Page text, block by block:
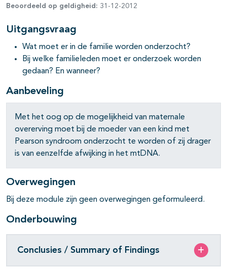
open- en dichtklappen
open- en dichtklappen
open- en dichtklappen
Beoordeeld op geldigheid: 31-12-2012
Uitgangsvraag
Wat moet er in de familie worden onderzocht?
Bij welke familieleden moet er onderzoek worden
gedaan? En wanneer?
Aanbeveling
Met het oog op de mogelijkheid van maternale
overerving moet bij de moeder van een kind met
Pearson syndroom onderzocht te worden of zij drager
is van eenzelfde afwijking in het mtDNA.
Overwegingen
Bij deze module zijn geen overwegingen geformuleerd.
Onderbouwing
Conclusies / Summary of Findings